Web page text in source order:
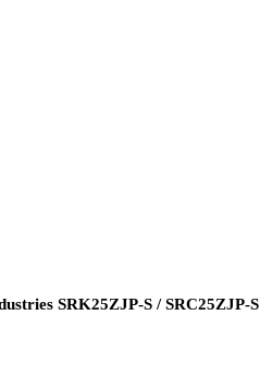
SRK25ZJP-S / SRC25ZJP-S